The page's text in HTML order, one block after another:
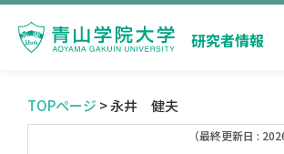
研究者情報
TOPページ > 永井 健夫
（最終更新日 :